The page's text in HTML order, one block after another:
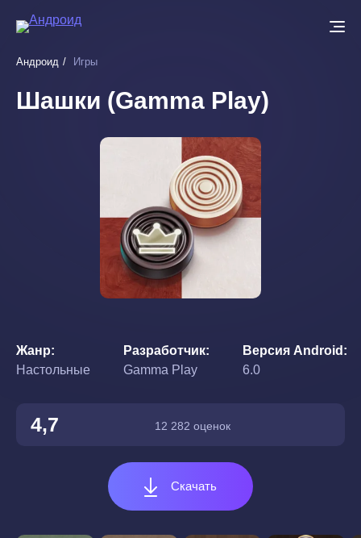
основному
Андроид Игры
Шашки (Gamma Play)
Жанр
Настольные
Разработчик
Gamma Play
Версия Android
6.0
4,7 12 282 оценок
Скачать